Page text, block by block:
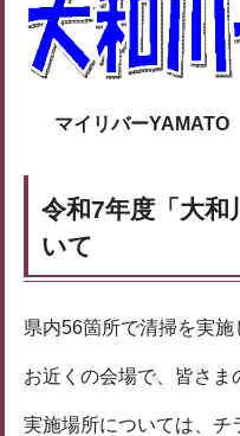
マイリバーYAMATO
令和7年度「大和
いて
県内56箇所で清掃を実施
お近くの会場で、皆さま
実施場所については、チ